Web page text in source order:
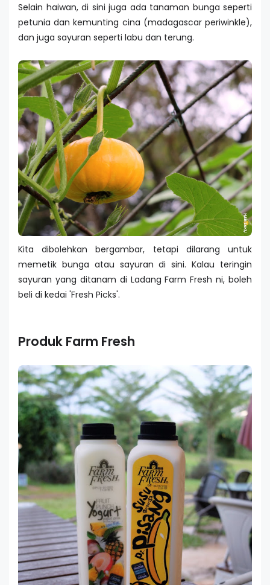
Selain haiwan, di sini juga ada tanaman bunga seperti
petunia dan kemunting cina (madagascar periwinkle),
dan juga sayuran seperti labu dan terung.
Kita dibolehkan bergambar, tetapi dilarang untuk
memetik bunga atau sayuran di sini. Kalau teringin
sayuran yang ditanam di Ladang Farm Fresh ni, boleh
beli di kedai 'Fresh Picks'.
Produk Farm Fresh